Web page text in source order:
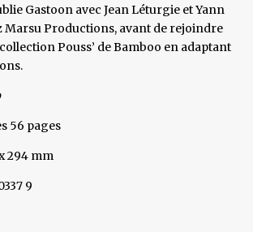
Gastoon avec Jean Léturgie et Yann
Marsu Productions, avant de rejoindre
Pouss’ de Bamboo en adaptant
56 pages
294 mm
9